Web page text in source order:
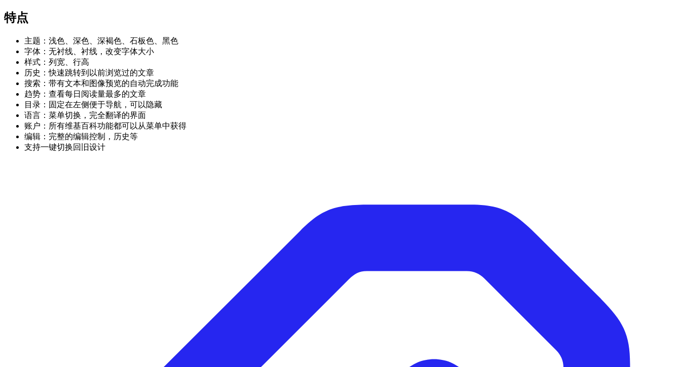
特点
主题：浅色、深色、深褐色、石板色、黑色
字体：无衬线、衬线，改变字体大小
样式：列宽、行高
历史：快速跳转到以前浏览过的文章
搜索：带有文本和图像预览的自动完成功能
趋势：查看每日阅读量最多的文章
目录：固定在左侧便于导航，可以隐藏
语言：菜单切换，完全翻译的界面
账户：所有维基百科功能都可以从菜单中获得
编辑：完整的编辑控制，历史等
支持一键切换回旧设计